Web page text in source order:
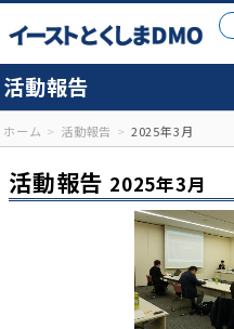
活動報告
ホーム 活動報告 2025年3月
活動報告 2025年3月